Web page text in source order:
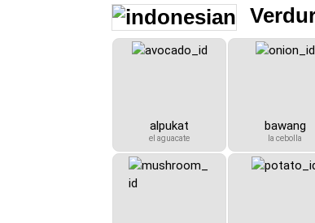
alpukat
el aguacate
bawang
la cebolla